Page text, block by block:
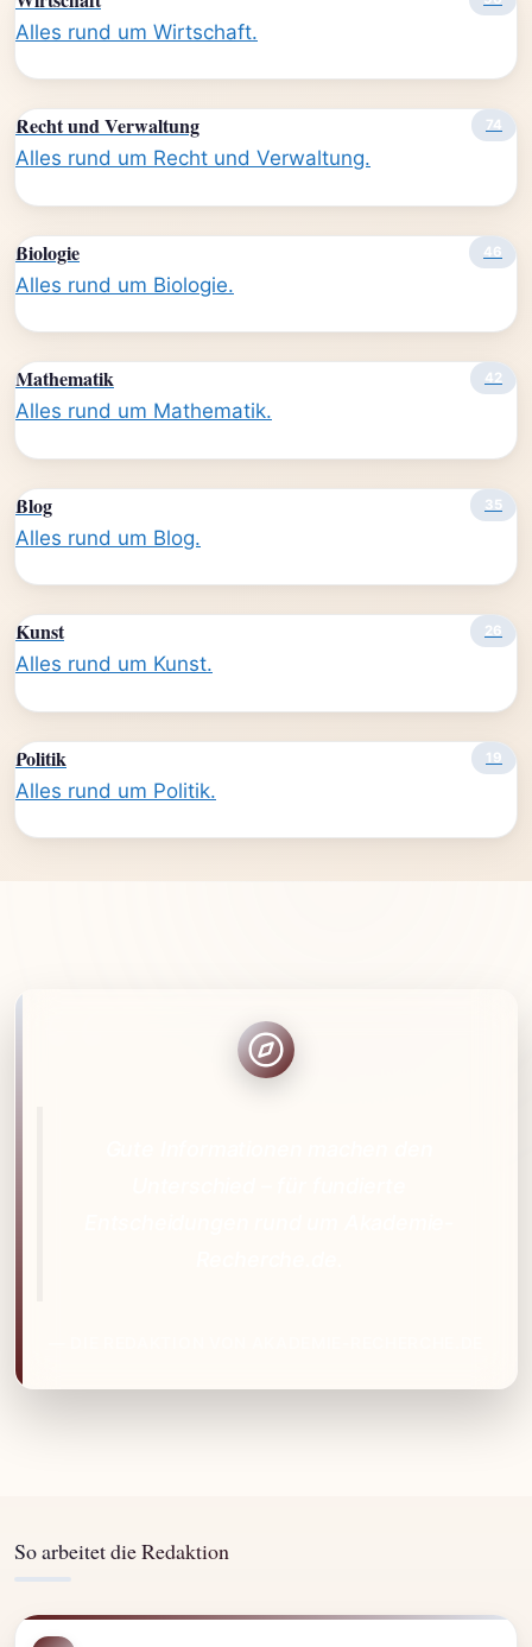
Alles rund um Wirtschaft.
Recht und Verwaltung 74
Alles rund um Recht und Verwaltung.
Biologie 46
Alles rund um Biologie.
Mathematik 42
Alles rund um Mathematik.
Blog 35
Alles rund um Blog.
Kunst 26
Alles rund um Kunst.
Politik 19
Alles rund um Politik.
So arbeitet die Redaktion